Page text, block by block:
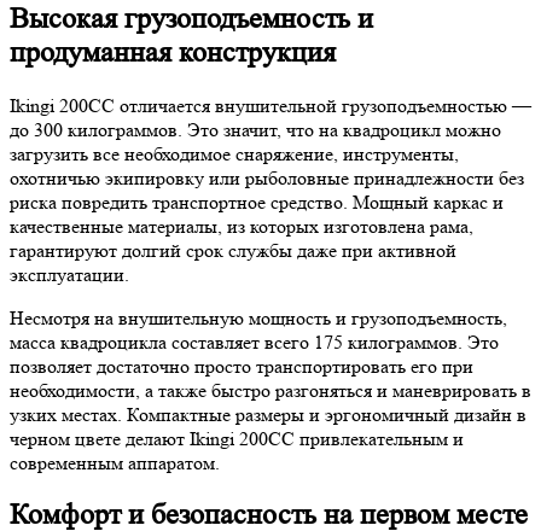
Высокая грузоподъемность и
продуманная конструкция
Ikingi 200CC отличается внушительной грузоподъемностью —
до 300 килограммов. Это значит, что на квадроцикл можно
загрузить все необходимое снаряжение, инструменты,
охотничью экипировку или рыболовные принадлежности без
риска повредить транспортное средство. Мощный каркас и
качественные материалы, из которых изготовлена рама,
гарантируют долгий срок службы даже при активной
эксплуатации.
Несмотря на внушительную мощность и грузоподъемность,
масса квадроцикла составляет всего 175 килограммов. Это
позволяет достаточно просто транспортировать его при
необходимости, а также быстро разгоняться и маневрировать в
узких местах. Компактные размеры и эргономичный дизайн в
черном цвете делают Ikingi 200CC привлекательным и
современным аппаратом.
Комфорт и безопасность на первом месте